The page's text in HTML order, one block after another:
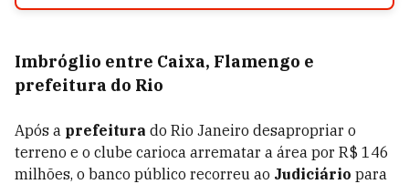
Imbróglio entre Caixa, Flamengo e
prefeitura do Rio
Após a prefeitura do Rio Janeiro desapropriar o
terreno e o clube carioca arrematar a área por R$ 146
milhões, o banco público recorreu ao Judiciário para